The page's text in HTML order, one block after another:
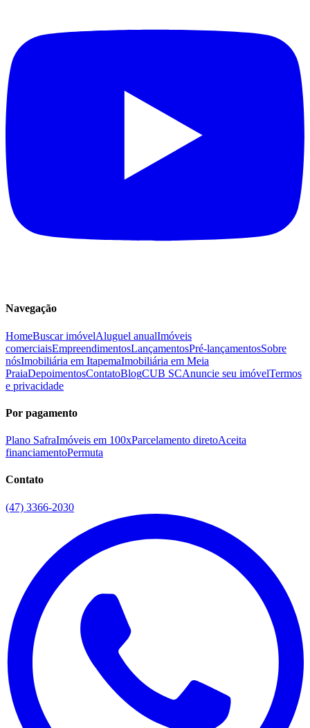
Navegação
HomeBuscar imóvelAluguel anualImóveis
comerciaisEmpreendimentosLançamentosPré-lançamentosSobre
nósImobiliária em ItapemaImobiliária em Meia
PraiaDepoimentosContatoBlogCUB SCAnuncie seu imóvelTermos
e privacidade
Por pagamento
Plano SafraImóveis em 100xParcelamento diretoAceita
financiamentoPermuta
Contato
(47) 3366-2030